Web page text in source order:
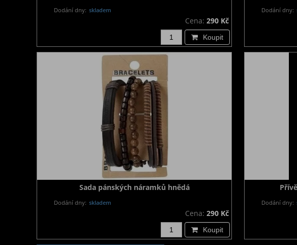
Dodání dny: skladem
Cena: 290 Kč
Koupit
Dodání dny:
Sada pánských náramků hnědá
Dodání dny: skladem
Cena: 290 Kč
Koupit
Dodání dny: